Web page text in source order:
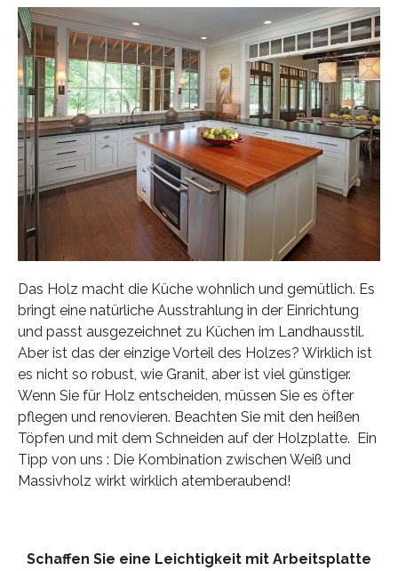
Das Holz macht die Küche wohnlich und gemütlich. Es
bringt eine natürliche Ausstrahlung in der Einrichtung
und passt ausgezeichnet zu Küchen im Landhausstil.
Aber ist das der einzige Vorteil des Holzes? Wirklich ist
es nicht so robust, wie Granit, aber ist viel günstiger.
Wenn Sie für Holz entscheiden, müssen Sie es öfter
pflegen und renovieren. Beachten Sie mit den heißen
Töpfen und mit dem Schneiden auf der Holzplatte. Ein
Tipp von uns : Die Kombination zwischen Weiß und
Massivholz wirkt wirklich atemberaubend!
Schaffen Sie eine Leichtigkeit mit Arbeitsplatte